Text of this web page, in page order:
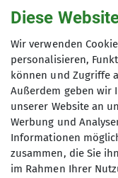
Der Winter ist in
nutzte eine
Sektion
Schnee zu
-10° C ging es
Bründlingalm, auf
Chiemgauer
Diese
Wir verwenden
personalisieren,
können und Zugriffe
Außerdem geben wir
unserer Website an
Werbung und
Informationen
zusammen, die Sie
im Rahmen Ihrer